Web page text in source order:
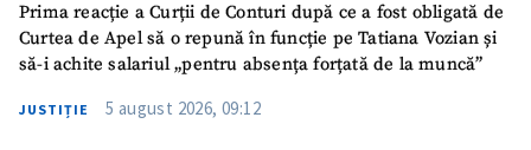
Prima reacție a Curții de Conturi după ce a fost obligată de
Curtea de Apel să o repună în funcție pe Tatiana Vozian și
să-i achite salariul „pentru absența forțată de la muncă”
JUSTIȚIE 5 august 2026, 09:12